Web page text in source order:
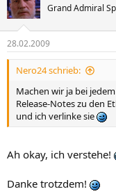
Grand Admiral
28.02.2009
Nero24 schrieb:
Machen wir ja bei
Release-Notes zu den
und ich verlinke sie
Ah okay, ich verstehe!
Danke trotzdem!